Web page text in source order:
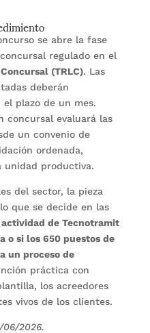
se abre la fase
regulado en el
(TRLC). Las
deberán
plazo de un mes.
concursal evaluará las
un convenio de
ordenada,
unidad productiva.
del sector, la pieza
que se decide en las
de Tecnotramit
o si los 650 puestos de
un proceso de
práctica con
los acreedores
vivos de los clientes.
2026.